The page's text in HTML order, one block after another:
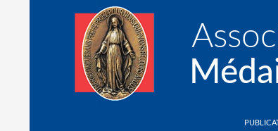
Association de la Médaille Miraculeuse